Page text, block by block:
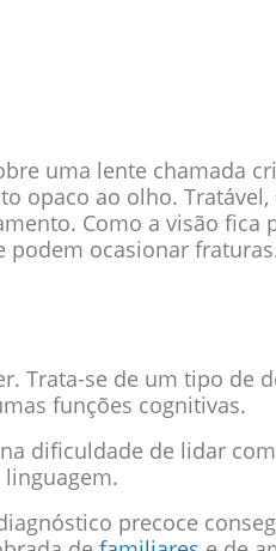
uma lente chamada
opaco ao olho.
Como a visão fica
podem ocasionar
Trata-se de um tipo de
funções cognitivas.
dificuldade de lidar
precoce